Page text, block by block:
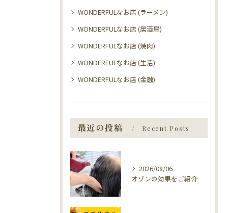
WONDERFULなお店 (ラーメン)
WONDERFULなお店 (居酒屋)
WONDERFULなお店 (焼肉)
WONDERFULなお店 (生活)
WONDERFULなお店 (金融)
最近の投稿 Recent Posts
2026/08/06
オゾンの効果をご紹介